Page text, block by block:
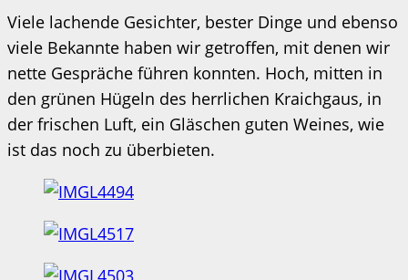
Viele lachende Gesichter, bester Dinge und ebenso
viele Bekannte haben wir getroffen, mit denen wir
nette Gespräche führen konnten. Hoch, mitten in
den grünen Hügeln des herrlichen Kraichgaus, in
der frischen Luft, ein Gläschen guten Weines, wie
ist das noch zu überbieten.